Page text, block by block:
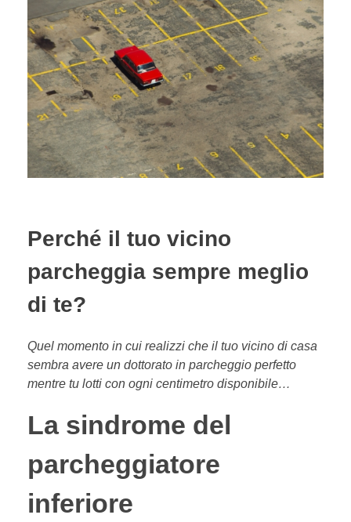
CONTATTI
Perché il tuo vicino
parcheggia sempre meglio
di te?
Quel momento in cui realizzi che il tuo vicino di casa
sembra avere un dottorato in parcheggio perfetto
mentre tu lotti con ogni centimetro disponibile…
La sindrome del
parcheggiatore
inferiore